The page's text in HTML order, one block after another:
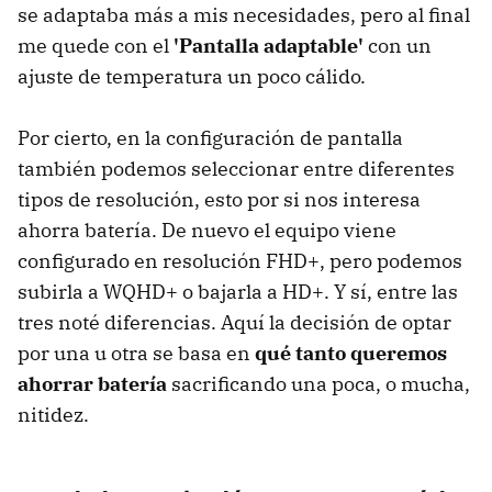
se adaptaba más a mis necesidades, pero al final
me quede con el 'Pantalla adaptable' con un
ajuste de temperatura un poco cálido.
Por cierto, en la configuración de pantalla
también podemos seleccionar entre diferentes
tipos de resolución, esto por si nos interesa
ahorra batería. De nuevo el equipo viene
configurado en resolución FHD+, pero podemos
subirla a WQHD+ o bajarla a HD+. Y sí, entre las
tres noté diferencias. Aquí la decisión de optar
por una u otra se basa en qué tanto queremos
ahorrar batería sacrificando una poca, o mucha,
nitidez.